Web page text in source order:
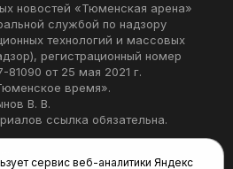
новостей «Тюменская арена»
службой по надзору
технологий и массовых
регистрационный номер
от 25 мая 2021 г.
время».
В. В.
ссылка обязательна.
сервис веб-аналитики Яндекс